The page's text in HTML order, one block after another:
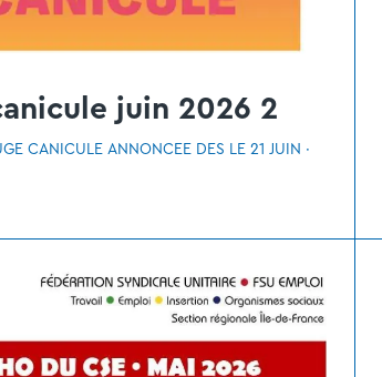
juin 2026 2
CANICULE ANNONCÉE DÈS LE 21 JUIN ·